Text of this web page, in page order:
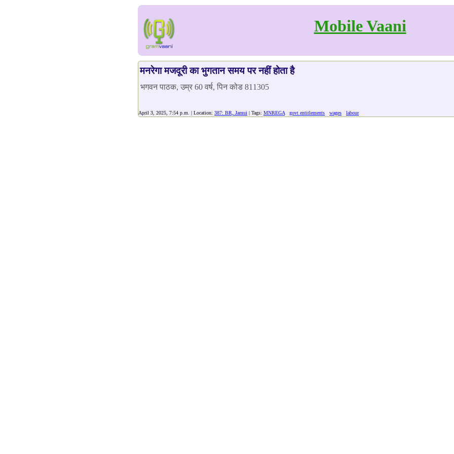
Mobile Vaani
मनरेगा मजदूरी का भुगतान समय पर नहीं होता है
भगवन पाठक, उम्र 60 वर्ष, पिन कोड 811305
April 3, 2025, 7:54 p.m. | Location: 387: BR, Jamui | Tags: MNREGA govt entitlements wages labour